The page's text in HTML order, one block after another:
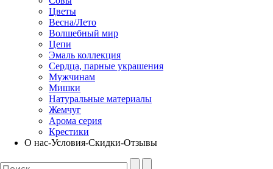
Цветы
Весна/Лето
Волшебный мир
Цепи
Эмаль коллекция
Сердца, парные украшения
Мужчинам
Мишки
Натуральные материалы
Жемчуг
Арома серия
Крестики
О нас-Условия-Скидки-Отзывы